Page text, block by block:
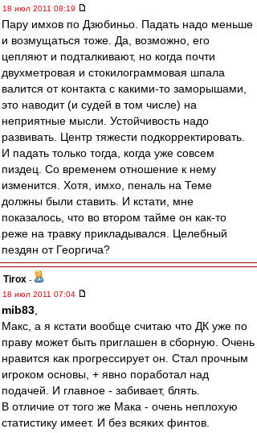
18 июл 2011 08:19
Пару имхов по Дзюбиньо. Падать надо меньше
и возмущаться тоже. Да, возможно, его
цепляют и подталкивают, но когда почти
двухметровая и стокилограммовая шпала
валится от контакта с какими-то заморышами,
это наводит (и судей в том числе) на
неприятные мысли. Устойчивость надо
развивать. Центр тяжести подкорректировать.
И падать только тогда, когда уже совсем
пиздец. Со временем отношение к нему
изменится. Хотя, имхо, пеналь на Теме
должны были ставить. И кстати, мне
показалось, что во втором тайме он как-то
реже на травку прикладывался. Целебный
пездян от Георгича?
Tirox -
18 июл 2011 07:04
mib83
Макс, а я кстати вообще считаю что ДК уже по
праву может быть приглашен в сборную. Очень
нравится как прогрессирует он. Стал прочным
игроком основы, + явно поработал над
подачей. И главное - забивает, блять.
В отличие от того же Мака - очень неплохую
статистику имеет. И без всяких финтов.